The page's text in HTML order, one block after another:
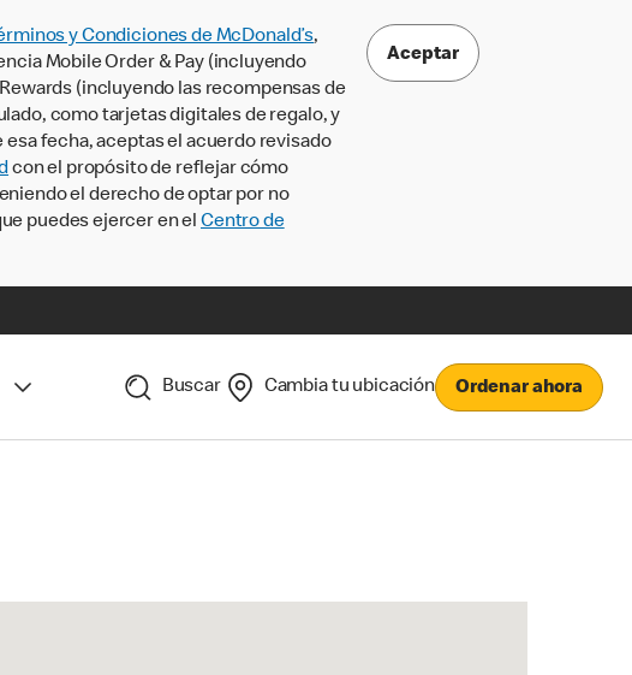
y Condiciones de McDonald’s,
Mobile Order & Pay (incluyendo
(incluyendo las recompensas de
como tarjetas digitales de regalo, y
fecha, aceptas el acuerdo revisado
con el propósito de reflejar cómo
el derecho de optar por no
puedes ejercer en el Centro de
Aceptar
Buscar Cambia tu ubicación Ordenar ahora